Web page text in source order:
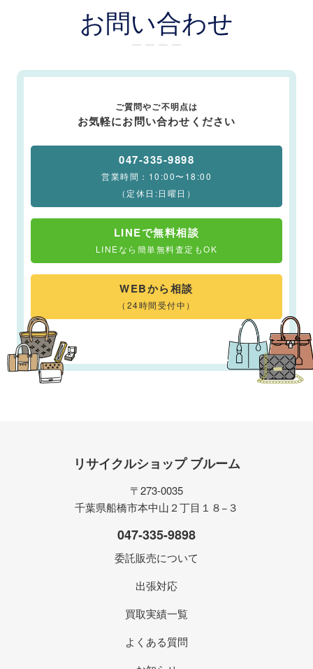
お問い合わせ
ー ー ー ー
ご質問やご不明点は
お気軽にお問い合わせください
047-335-9898
営業時間：10:00〜18:00
（定休日:日曜日）
LINEで無料相談
LINEなら簡単無料査定もOK
WEBから相談
（24時間受付中）
リサイクルショップ ブルーム
〒273-0035
千葉県船橋市本中山２丁目１８−３
047-335-9898
委託販売について
出張対応
買取実績一覧
よくある質問